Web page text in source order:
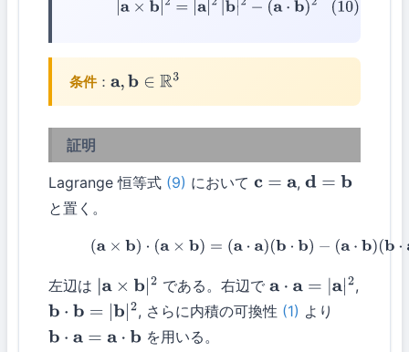
(10)| a×b| 2=| a 2|b| 2− (a⋅b) 2
条件：a,b∈ R3
証明
Lagrange 恒等式 (9) において c=a ,d=b
と置く。
(29)( a× b)⋅ a× b)= ( a⋅a)(b b )−( a⋅b )(b ⋅a)
左辺は a×b 2 である。右辺でa⋅ a =| a|2
,
b⋅ b =| b|2 , さらに内積の可換性 (1) より
b⋅ a =a ⋅b を用いる。